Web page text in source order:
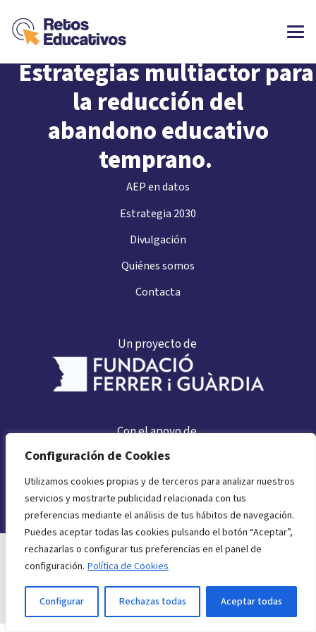
Configuración de Cookies
Utilizamos cookies propias y de terceros para analizar nuestros
servicios y mostrarte publicidad relacionada con tus
preferencias mediante el análisis de tus hábitos de navegación.
Puedes aceptar todas las cookies pulsando el botón “Aceptar”,
rechazarlas o configurar tus preferencias en el panel de
configuración. Política de Cookies
Configurar Rechazas todas Aceptar todas
Retos Educativos:
Estrategiasmultiactorpara
la reducción del
abandono educativo
temprano.
AEP en datos
Estrategia 2030
Divulgación
Quiénes somos
Contacta
Un proyecto de
Con el apoyo de
Aviso legal